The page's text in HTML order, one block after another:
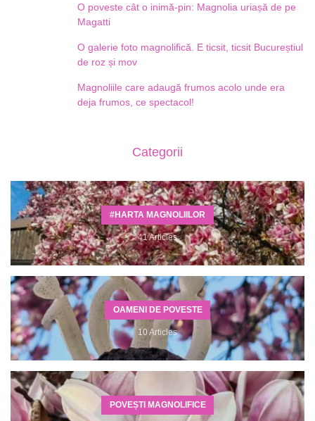
O poveste cât o inimă-pin: Magnolia uriașă de pe
Magatti
O galerie foto magnolifică. E ticsit, ticsit Bucureștiul
de roz și mov
Magnoliile care adaugă frumos acolo unde era
deja frumos, ce spectacol!
Categorii
#HARTA MAGNOLIILOR
41 Articles
OAMENI DE POVESTE
10 Articles
POVEȘTI MAGNOLIFICE